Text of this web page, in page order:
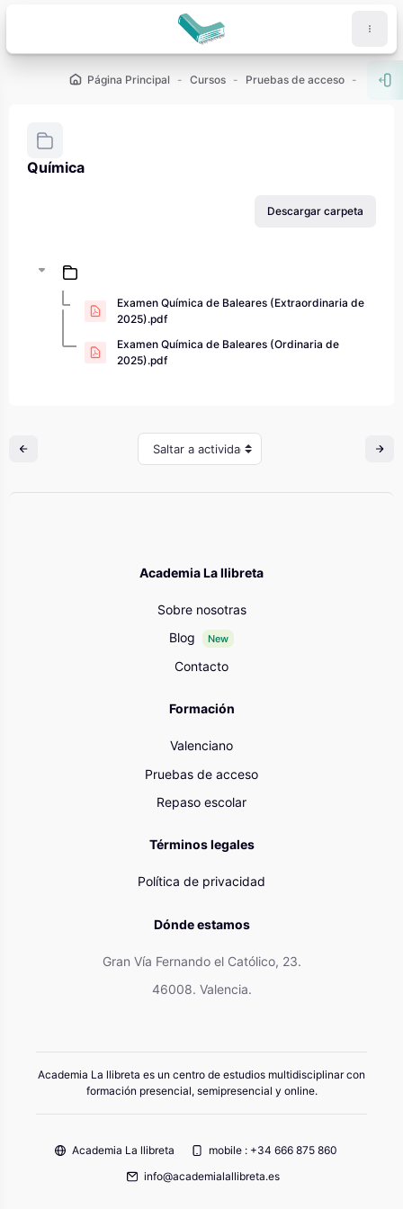
Página Principal Cursos Pruebas de acceso PAU -
Química
Descargar carpeta
Examen Química de Baleares (Extraordinaria de
2025).pdf
Examen Química de Baleares (Ordinaria de
2025).pdf
Saltar a actividad
Academia La llibreta
Sobre nosotras
Blog
New
Contacto
Formación
Valenciano
Pruebas de acceso
Repaso escolar
Términos legales
Política de privacidad
Dónde estamos
Gran Vía Fernando el Católico, 23.
46008. Valencia.
Academia La llibreta es un centro de estudios multidisciplinar con
formación presencial, semipresencial y online.
Academia La llibreta
mobile : +34 666 875 860
info@academialallibreta.es